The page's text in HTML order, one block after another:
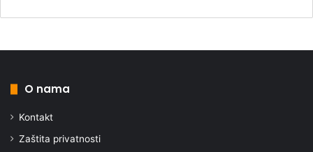
O nama
Kontakt
Zaštita privatnosti